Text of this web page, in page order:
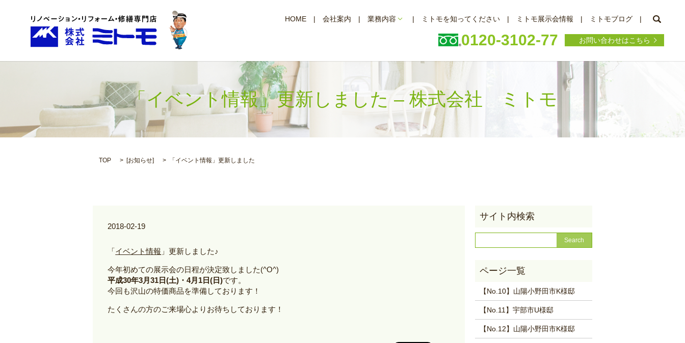
HOME 会社案内 業務内容 ミトモを知ってください ミトモ展示会情報 ミトモブログ
0120-3102-77 お問い合わせはこちら
「イベント情報」更新しました – 株式会社 ミトモ
TOP [お知らせ] 「イベント情報」更新しました
2018-02-19
「イベント情報 」更新しました♪
今年初めての展示会の日程が決定致しました(^O^)
平成30年3月31日(土)・4月1日(日)です。
今回も沢山の特価商品を準備しております！
たくさんの方のご来場心よりお待ちしております！
【No.10】山陽小野田市K様邸
【No.11】宇部市U様邸
【No.12】山陽小野田市K様邸